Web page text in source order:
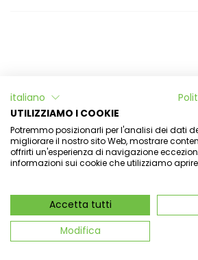
L'Officina di Aulina
Il mio account
Newsletter
Aulina Srl - Via dell'aulina 14 -
P.IVA 03409880048 - CN-
italiano
UTILIZZIAMO I COOKIE
Potremmo posizionarli per l'analisi dei dati
migliorare il nostro sito Web, mostrare
offrirti un'esperienza di navigazione
informazioni sui cookie che utilizziamo
Accetta tutti
Modifica